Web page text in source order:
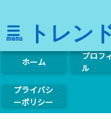
menu トレン
ホーム
プロフ
ル
プライバシ
ーポリシー